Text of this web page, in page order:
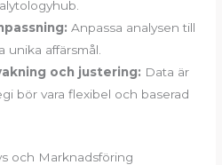
Anpassa analysen till
unika affärsmål.
och justering: Data är
bör vara flexibel och baserad
och Marknadsföring